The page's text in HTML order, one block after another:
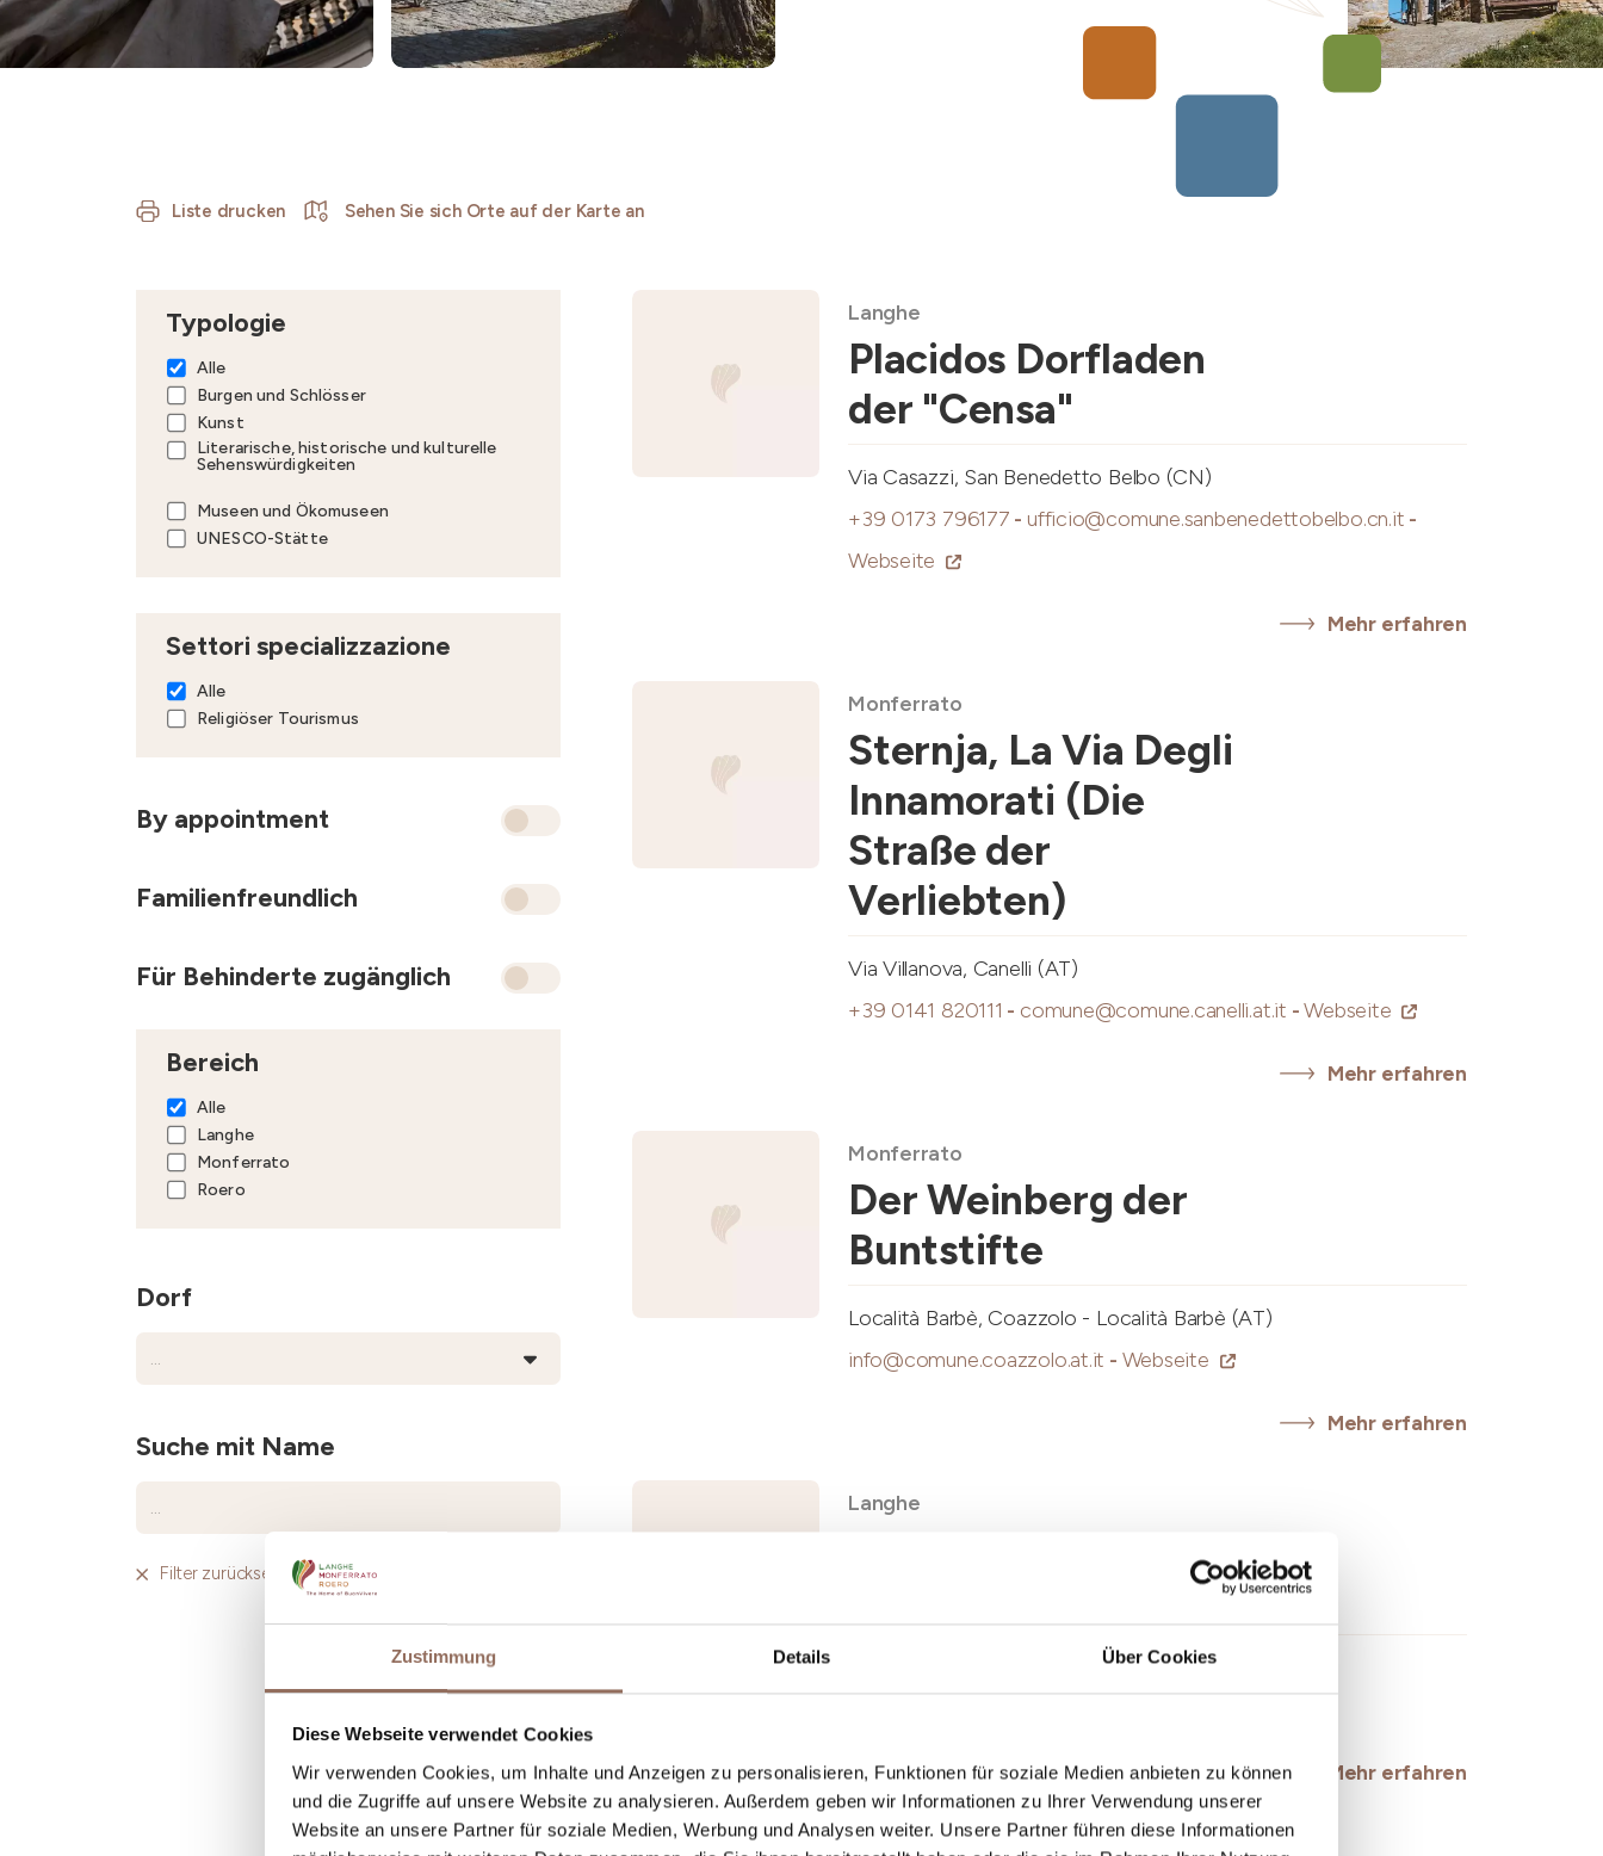
Zustimmung Details Über Cookies
Diese Webseite verwendet Cookies
Wir verwenden Cookies, um Inhalte und Anzeigen zu personalisieren, Funktionen für soziale Medien anbieten zu können
und die Zugriffe auf unsere Website zu analysieren. Außerdem geben wir Informationen zu Ihrer Verwendung unserer
Website an unsere Partner für soziale Medien, Werbung und Analysen weiter. Unsere Partner führen diese Informationen
Liste drucken Sehen Sie sich Orte auf der Karte an
Typologie
Alle
Burgen und Schlösser
Kunst
Literarische, historische und kulturelle
Sehenswürdigkeiten
Museen und Ökomuseen
UNESCO-Stätte
Settori specializzazione
Alle
Religiöser Tourismus
By appointment
Familienfreundlich
Für Behinderte zugänglich
Bereich
Alle
Langhe
Monferrato
Roero
Dorf
Suche mit Name
Filter zurücksetzen
Langhe
Placidos Dorfladen
der "Censa"
Via Casazzi, San Benedetto Belbo (CN)
+39 0173 796177 - ufficio@comune.sanbenedettobelbo.cn.it -
Webseite
Mehr erfahren
Monferrato
Sternja, La Via Degli
Innamorati (Die
Straße der
Verliebten)
Via Villanova, Canelli (AT)
+39 0141 820111 - comune@comune.canelli.at.it -Webseite
Mehr erfahren
Monferrato
Der Weinberg der
Buntstifte
Località Barbè, Coazzolo - Località Barbè (AT)
info@comune.coazzolo.at.it - Webseite
Mehr erfahren
Langhe
Via del Carretto, 16, Monforte d'Alba (CN)
Mehr erfahren